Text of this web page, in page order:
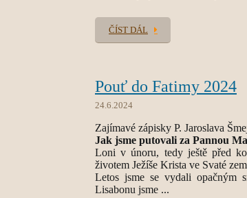
ČÍST DÁL
Pouť do Fatimy 2024
24.6.2024
Zajímavé zápisky P. Jaroslava
Jak jsme putovali za Pannou
Loni v únoru, tedy ještě před
životem Ježíše Krista ve Svaté
Letos jsme se vydali opačným
Lisabonu jsme ...